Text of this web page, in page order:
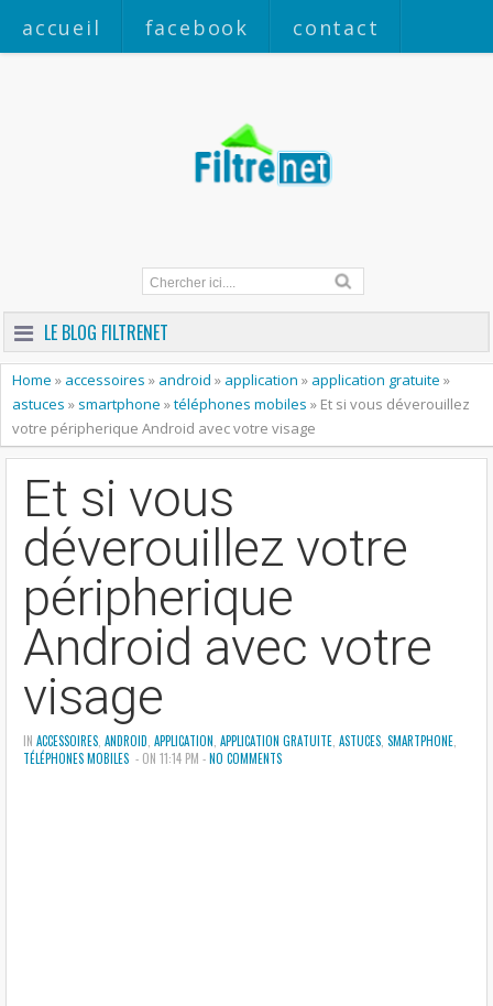
accueil facebook contact
LE BLOG FILTRENET
Home » accessoires » android » application » application gratuite »
astuces » smartphone »téléphones mobiles » Et si vous déverouillez
votre péripherique Android avec votre visage
Et si vous
déverouillez votre
péripherique
Android avec votre
visage
IN ACCESSOIRES ANDROID APPLICATION APPLICATION GRATUITE ASTUCES SMARTPHONE
TÉLÉPHONES MOBILES - ON 11:14 PM -NO COMMENTS